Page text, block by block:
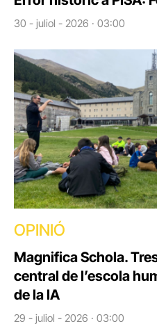
30 - juliol - 2026 · 03:00
OPINIÓ
Magnifica Schola.
central de l’escola
de la IA
29 - juliol - 2026 · 03:00